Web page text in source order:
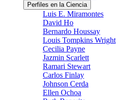
Perfiles en la Ciencia
Luis E. Miramontes
David Ho
Bernardo Houssay
Louis Tompkins Wright
Cecilia Payne
Jazmin Scarlett
Ramari Stewart
Carlos Finlay
Johnson Cerda
Ellen Ochoa